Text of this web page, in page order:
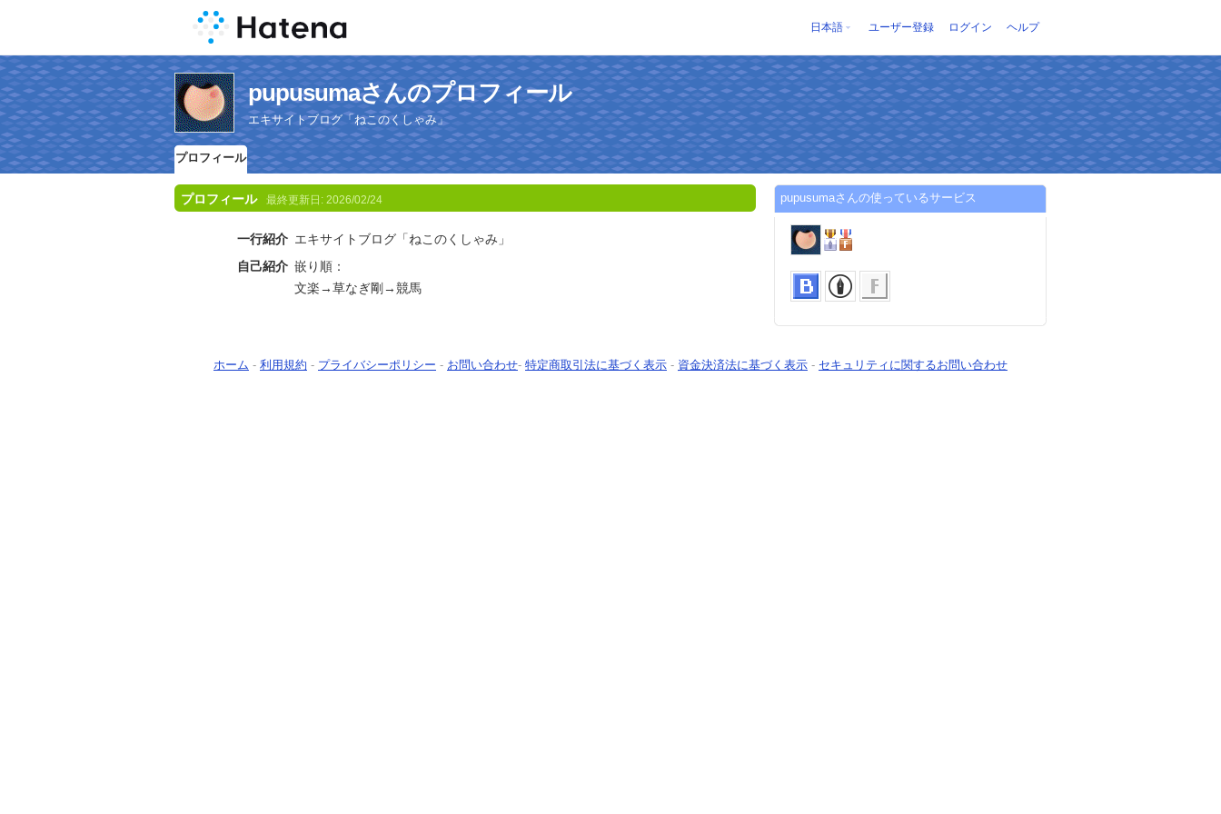
日本語 ユーザー登録 ログイン ヘルプ
pupusumaさんのプロフィール
エキサイトブログ「ねこのくしゃみ」
プロフィール
プロフィール 最終更新日: 2026/02/24
一行紹介 エキサイトブログ「ねこのくしゃみ」
自己紹介 嵌り順：
文楽→草なぎ剛→競馬
pupusumaさんの使っているサービス
ホーム - 利用規約 - プライバシーポリシー - お問い合わせ- 特定商取引法に基づく表示 - 資金決済法に基づく表示 - セキュリティに関するお問い合わせ